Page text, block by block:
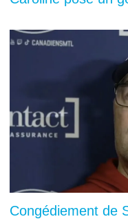
Congédiement de